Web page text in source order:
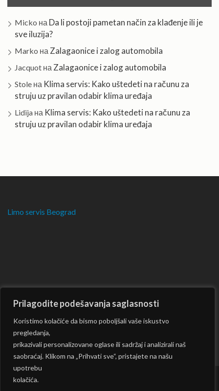
Prilagodite podešavanja saglasnosti
Koristimo kolačiće da bismo poboljšali vaše iskustvo
pregledanja,
prikazivali personalizovane oglase ili sadržaj i analizirali naš
saobraćaj. Klikom na „Prihvati sve“, pristajete na našu
upotrebu
kolačića.
Micko на Da li postoji pametan način za klađenje ili je
sve iluzija?
Marko на Zalagaonice i zalog automobila
Jacquot на Zalagaonice i zalog automobila
Stole на Klima servis: Kako uštedeti na računu za
struju uz pravilan odabir klima uređaja
Lidija на Klima servis: Kako uštedeti na računu za
struju uz pravilan odabir klima uređaja
Limo servis Beograd